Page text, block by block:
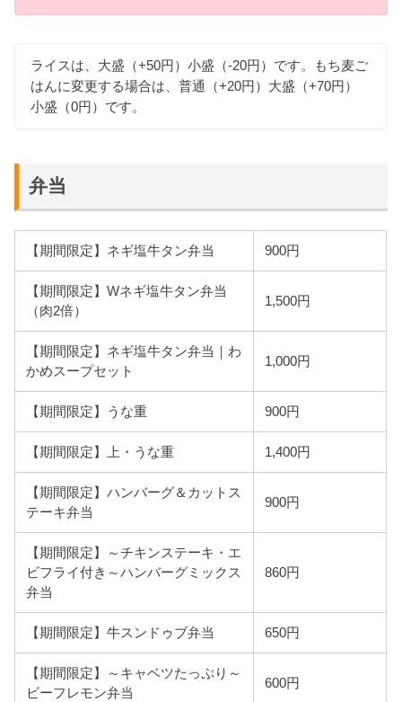
ライスは、大盛（+50円）小盛（-20円）です。もち麦ご
はんに変更する場合は、普通（+20円）大盛（+70円）
小盛（0円）です。
弁当
【期間限定】ネギ塩牛タン弁当 900円
【期間限定】Wネギ塩牛タン弁当
（肉2倍）
1,500円
【期間限定】ネギ塩牛タン弁当｜わ
かめスープセット
1,000円
【期間限定】うな重 900円
【期間限定】上・うな重 1,400円
【期間限定】ハンバーグ＆カットス
テーキ弁当
900円
【期間限定】～チキンステーキ・エ
ビフライ付き～ハンバーグミックス
弁当
860円
【期間限定】牛スンドゥブ弁当 650円
【期間限定】～キャベツたっぷり～
ビーフレモン弁当
600円